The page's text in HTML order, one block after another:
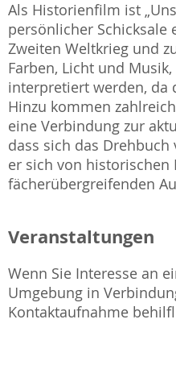
Als Historienfilm ist
persönlicher Schicksale
Zweiten Weltkrieg und
Farben, Licht und
interpretiert werden, da
Hinzu kommen
eine Verbindung zur
dass sich das
er sich von historischen
fächerübergreifenden
Veranstaltungen
Wenn Sie Interesse an
Umgebung in
Kontaktaufnahme